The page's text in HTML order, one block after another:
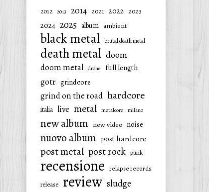
2012 2013 2014 2021 2022 2023
2024 2025 album ambient
black metal brutal death metal
death metal doom
doom metal drone full length
gotr grindcore
grind on the road hardcore
italia live metal metalcore milano
new album new video noise
nuovo album post hardcore
post metal post rock punk
recensione relapse records
release
review sludge